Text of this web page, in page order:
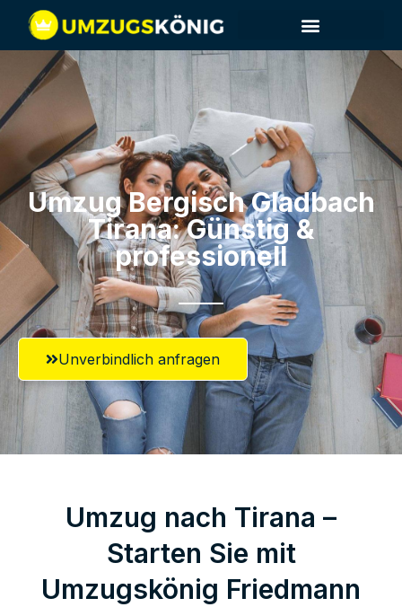
Umzug Bergisch Gladbach​
Tirana: Günstig &
professionell​
Unverbindlich anfragen
Umzug nach Tirana –
Starten Sie mit
Umzugskönig Friedmann